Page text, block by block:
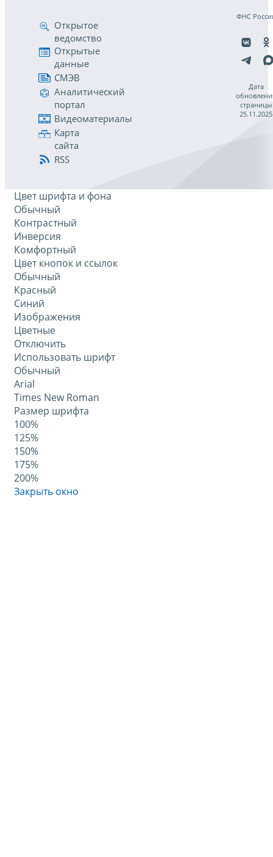
Открытое
ведомство
Открытые
данные
СМЭВ
Аналитический
портал
Видеоматериалы
Карта
сайта
RSS
ФНС
Дата
страницы
25.11.2025
Цвет шрифта и фона
Обычный
Контрастный
Инверсия
Комфортный
Цвет кнопок и ссылок
Обычный
Красный
Синий
Изображения
Цветные
Отключить
Использовать шрифт
Обычный
Arial
Times New Roman
Размер шрифта
100%
125%
150%
175%
200%
Закрыть окно